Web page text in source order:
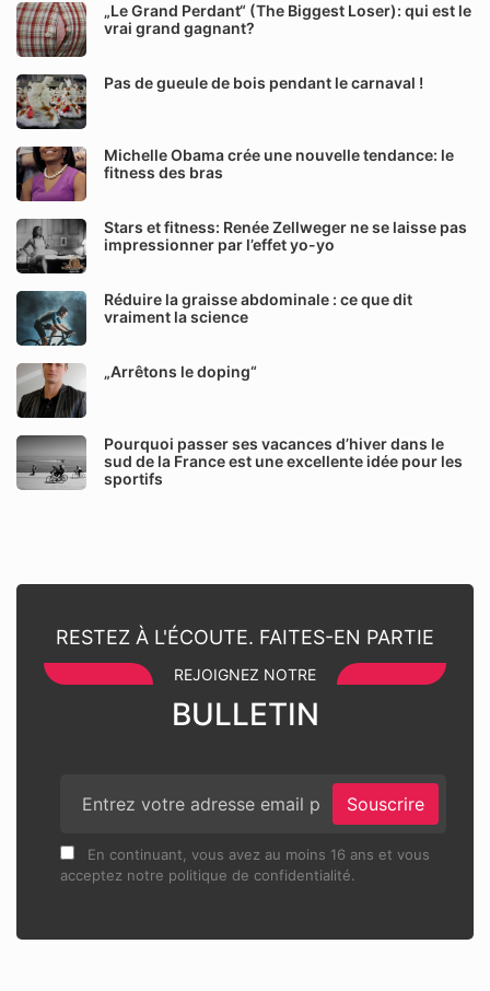
„Le Grand Perdant“ (The Biggest Loser): qui est le
vrai grand gagnant?
Pas de gueule de bois pendant le carnaval !
Michelle Obama crée une nouvelle tendance: le
fitness des bras
Stars et fitness: Renée Zellweger ne se laisse pas
impressionner par l’effet yo-yo
Réduire la graisse abdominale : ce que dit
vraiment la science
„Arrêtons le doping“
Pourquoi passer ses vacances d’hiver dans le
sud de la France est une excellente idée pour les
sportifs
RESTEZ À L'ÉCOUTE. FAITES-EN PARTIE
REJOIGNEZ NOTRE
BULLETIN
Souscrire
En continuant, vous avez au moins 16 ans et vous
acceptez notre politique de confidentialité.